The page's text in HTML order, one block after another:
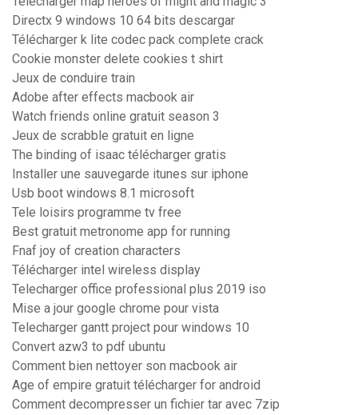
Directx 9 windows 10 64 bits descargar
Télécharger k lite codec pack complete crack
Cookie monster delete cookies t shirt
Jeux de conduire train
Adobe after effects macbook air
Watch friends online gratuit season 3
Jeux de scrabble gratuit en ligne
The binding of isaac télécharger gratis
Installer une sauvegarde itunes sur iphone
Usb boot windows 8.1 microsoft
Tele loisirs programme tv free
Best gratuit metronome app for running
Fnaf joy of creation characters
Télécharger intel wireless display
Telecharger office professional plus 2019 iso
Mise a jour google chrome pour vista
Telecharger gantt project pour windows 10
Convert azw3 to pdf ubuntu
Comment bien nettoyer son macbook air
Age of empire gratuit télécharger for android
Comment decompresser un fichier tar avec 7zip